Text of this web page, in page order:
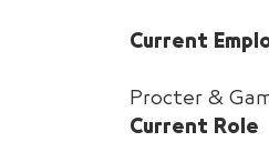
Current
Procter &
Current Role